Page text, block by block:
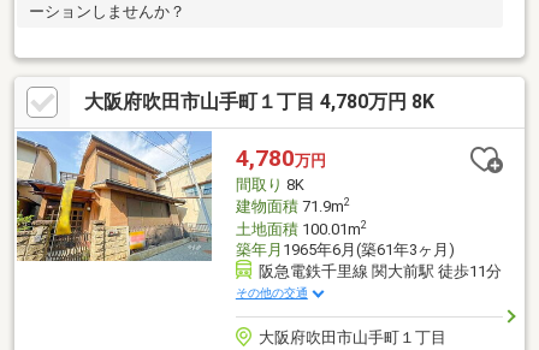
ーションしませんか？
大阪府吹田市山手町１丁目 4,780万円 8K
4,780万円
間取り 8K
建物面積71.9m2
土地面積100.01m2
築年月 1965年6月(築61年3ヶ月)
阪急電鉄千里線 関大前駅 徒歩11分
その他の交通
大阪府吹田市山手町１丁目